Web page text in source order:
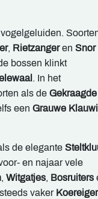
, Rietzangeren Snor
bossen klinkt
. In het
als de Gekraagde
een Grauwe
de elegante
en najaar vele
, Witgatjes, Bosruiters
vaker